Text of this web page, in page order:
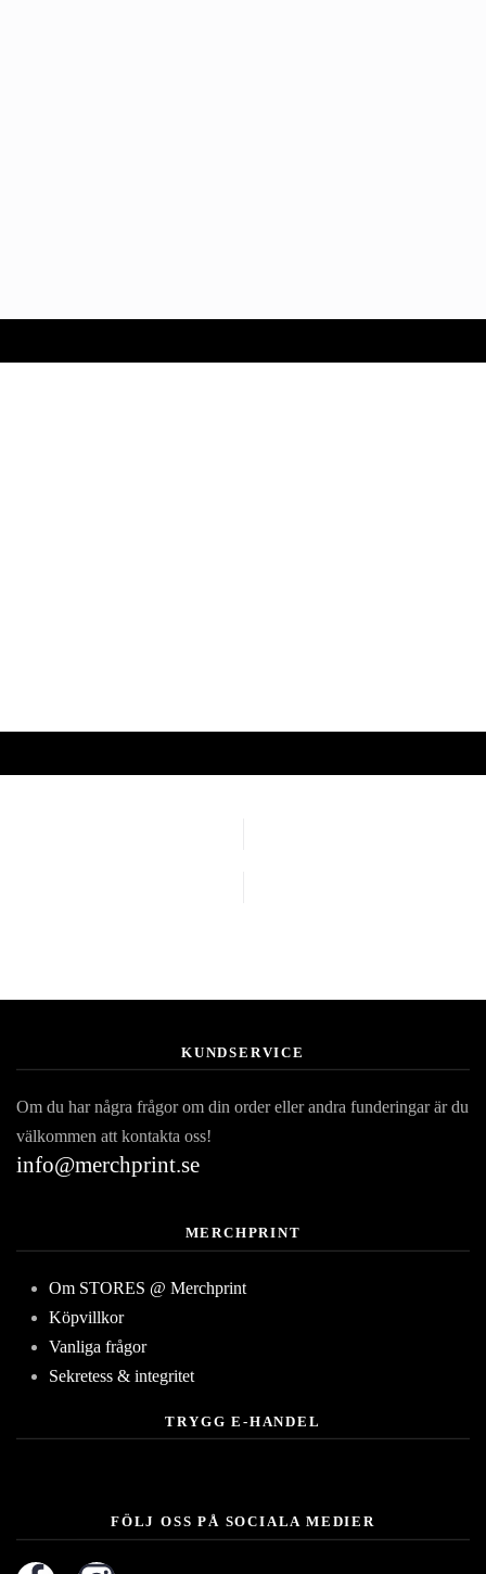
KUNDSERVICE
Om du har några frågor om din order eller andra funderingar är du
välkommen att kontakta oss!
info@merchprint.se
MERCHPRINT
Om STORES @ Merchprint
Köpvillkor
Vanliga frågor
Sekretess & integritet
TRYGG E-HANDEL
FÖLJ OSS PÅ SOCIALA MEDIER